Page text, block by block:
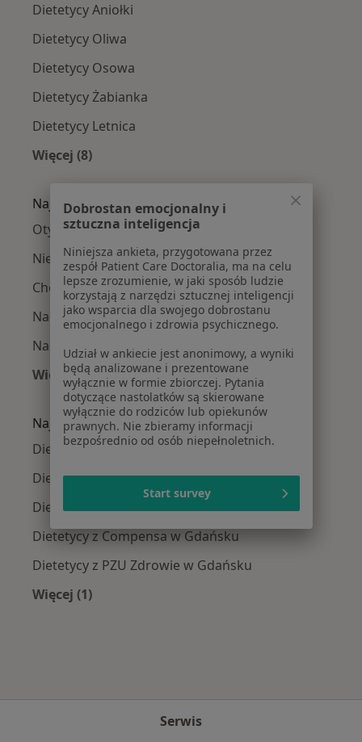
Dietetycy Aniołki
Dietetycy Oliwa
Dietetycy Osowa
Dietetycy Żabianka
Dietetycy Letnica
Więcej (8)
Najczęście leczone choroby
Otyłość w Gdańsku
Niedoczynność tarczycy w Gdańsku
Choroba Hashimoto w Gdańsku
Nadwaga w Gdańsku
Nadciśnienie tętnicze w Gdańsku
Więcej (15)
Więcej w kategorii: Najczęście leczone
Najpopularniejsze ubezpieczenia
Dietetycy z Allianz w Gdańsku
Dietetycy z POLMED w Gdańsku
Dietetycy z JP MEDICA w Gdańsku
Dietetycy z Compensa w Gdańsku
Dietetycy z PZU Zdrowie w Gdańsku
Więcej (1)
Serwis
Dobrostan emocjonalny i
sztuczna inteligencja
Niniejsza ankieta, przygotowana przez
zespół Patient Care Doctoralia, ma na celu
lepsze zrozumienie, w jaki sposób ludzie
korzystają z narzędzi sztucznej inteligencji
jako wsparcia dla swojego dobrostanu
emocjonalnego i zdrowia psychicznego.
Udział w ankiecie jest anonimowy, a wyniki
będą analizowane i prezentowane
wyłącznie w formie zbiorczej. Pytania
dotyczące nastolatków są skierowane
wyłącznie do rodziców lub opiekunów
prawnych. Nie zbieramy informacji
bezpośrednio od osób niepełnoletnich.
Start survey